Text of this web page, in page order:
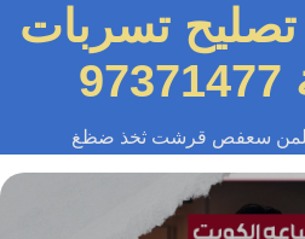
تسربات
سعفص قرشت ثخذ ضظغ